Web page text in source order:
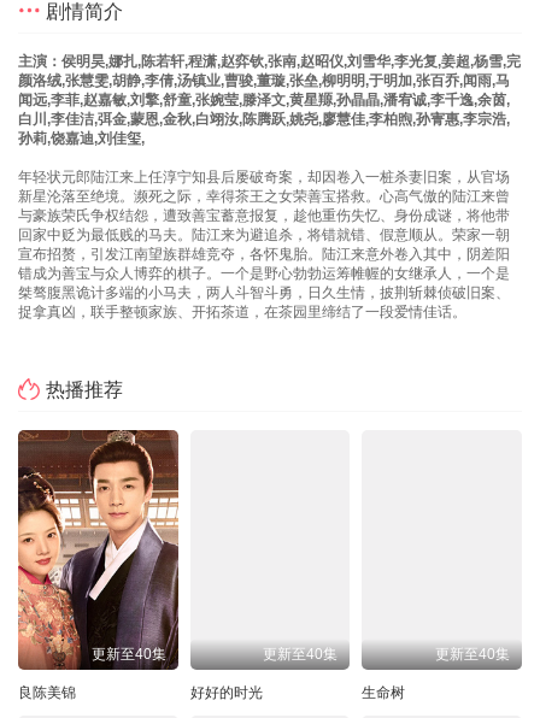
剧情简介
主演：侯明昊,娜扎,陈若轩,程潇,赵弈钦,张南,赵昭仪,刘雪华,李光复,姜超,杨雪,完
颜洛绒,张慧雯,胡静,李倩,汤镇业,曹骏,董璇,张垒,柳明明,于明加,张百乔,闻雨,马
闻远,李菲,赵嘉敏,刘擎,舒童,张婉莹,滕泽文,黄星羱,孙晶晶,潘宥诚,李千逸,余茵,
白川,李佳洁,弭金,蒙恩,金秋,白翊汝,陈腾跃,姚尧,廖慧佳,李柏煦,孙寈惠,李宗浩,
孙莉,饶嘉迪,刘佳玺,
年轻状元郎陆江来上任淳宁知县后屡破奇案，却因卷入一桩杀妻旧案，从官场
新星沦落至绝境。濒死之际，幸得茶王之女荣善宝搭救。心高气傲的陆江来曾
与豪族荣氏争权结怨，遭致善宝蓄意报复，趁他重伤失忆、身份成谜，将他带
回家中贬为最低贱的马夫。陆江来为避追杀，将错就错、假意顺从。荣家一朝
宣布招赘，引发江南望族群雄竞夺，各怀鬼胎。陆江来意外卷入其中，阴差阳
错成为善宝与众人博弈的棋子。一个是野心勃勃运筹帷幄的女继承人，一个是
桀骜腹黑诡计多端的小马夫，两人斗智斗勇，日久生情，披荆斩棘侦破旧案、
捉拿真凶，联手整顿家族、开拓茶道，在茶园里缔结了一段爱情佳话。
热播推荐
更新至40集
良陈美锦
更新至40集
好好的时光
更新至40集
生命树